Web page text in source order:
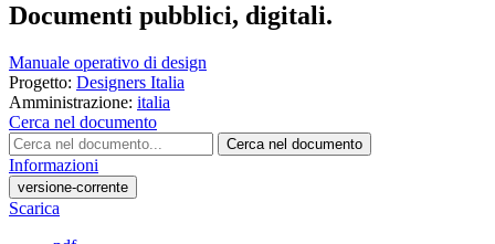
Documenti pubblici, digitali.
Manuale operativo di design
Progetto: Designers Italia
Amministrazione: italia
Cerca nel documento
Cerca nel documento
Informazioni
versione-corrente
Scarica